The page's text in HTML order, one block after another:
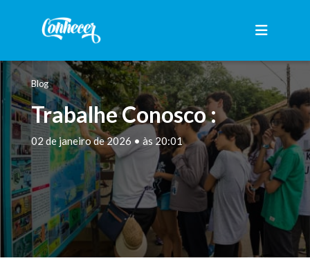
Blog
Trabalhe Conosco :
02 de janeiro de 2026 • às 20:01